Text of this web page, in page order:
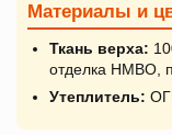
Материалы и
Ткань верха:
отделка НМВО,
Утеплитель: